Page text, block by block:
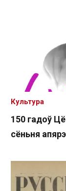
150 гадоў
сёньня
Культура